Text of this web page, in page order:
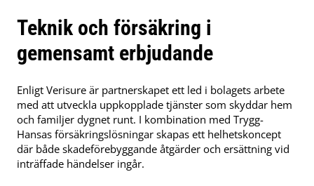
Teknik och försäkring i
gemensamt erbjudande
Enligt Verisure är partnerskapet ett led i bolagets arbete
med att utveckla uppkopplade tjänster som skyddar hem
och familjer dygnet runt. I kombination med Trygg-
Hansas försäkringslösningar skapas ett helhetskoncept
där både skadeförebyggande åtgärder och ersättning vid
inträffade händelser ingår.